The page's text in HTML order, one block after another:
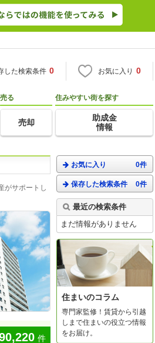
した検索条件 0 お気に入り 0
売る
売却
住みやすい街を探す
助成金
情報
がサポートし
件
お気に入り 0件
保存した検索条件 0件
最近の検索条件
まだ情報がありません
住まいのコラム
専門家監修！賃貸から引越
しまで住まいの役立つ情報
をお届け。